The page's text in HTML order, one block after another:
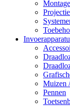
Muizen
Pennen